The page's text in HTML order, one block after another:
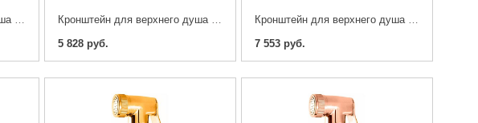
5 828 руб.
7 553 руб.